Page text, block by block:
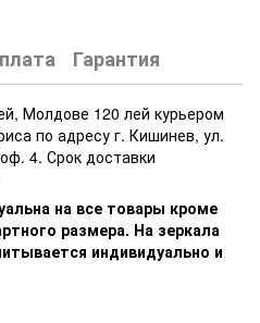
Гарантия
Молдове 120 лей курьером
по адресу г. Кишинев, ул.
4. Срок доставки
на все товары кроме
размера. На зеркала
индивидуально и